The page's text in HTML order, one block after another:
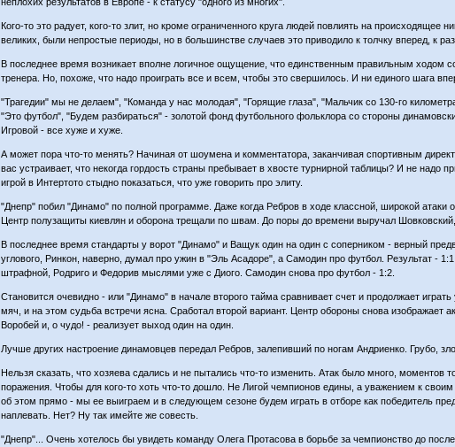
Кого-то это радует, кого-то злит, но кроме ограниченного круга людей повлиять на происходящее
великих, были непростые периоды, но в большинстве случаев это приводило к толчку вперед, к
В последнее время возникает вполне логичное ощущение, что единственным правильным ходом
тренера. Но, похоже, что надо проиграть все и всем, чтобы это свершилось. И ни единого шага
"Трагедии" мы не делаем", "Команда у нас молодая", "Горящие глаза", "Мальчик со 130-го
"Это футбол", "Будем разбираться" - золотой фонд футбольного фольклора со стороны
Игровой - все хуже и хуже.
А может пора что-то менять? Начиная от шоумена и комментатора, заканчивая спортивным
вас устраивает, что некогда гордость страны пребывает в хвосте турнирной таблицы? И не надо
игрой в Интертото стыдно показаться, что уже говорить про элиту.
"Днепр" побил "Динамо" по полной программе. Даже когда Ребров в ходе классной, широкой атаки
Центр полузащиты киевлян и оборона трещали по швам. До поры до времени выручал
В последнее время стандарты у ворот "Динамо" и Ващук один на один с соперником - верный
углового, Ринкон, наверно, думал про ужин в "Эль Асадоре", а Самодин про футбол. Результат -
штрафной, Родриго и Федорив мыслями уже с Диого. Самодин снова про футбол - 1:2.
Становится очевидно - или "Динамо" в начале второго тайма сравнивает счет и продолжает
мяч, и на этом судьба встречи ясна. Сработал второй вариант. Центр обороны снова изображает
Воробей и, о чудо! - реализует выход один на один.
Лучше других настроение динамовцев передал Ребров, залепивший по ногам Андриенко. Грубо,
Нельзя сказать, что хозяева сдались и не пытались что-то изменить. Атак было много, моментов
поражения. Чтобы для кого-то хоть что-то дошло. Не Лигой чемпионов едины, а уважением к
об этом прямо - мы ее выиграем и в следующем сезоне будем играть в отборе как победитель
наплевать. Нет? Ну так имейте же совесть.
"Днепр"... Очень хотелось бы увидеть команду Олега Протасова в борьбе за чемпионство до